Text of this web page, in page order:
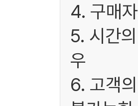
4. 구매
5. 시간
우
6. 고객